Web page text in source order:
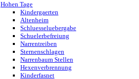
Hohen Tage
Kindergaerten
Altenheim
Schluesseluebergabe
Schuelerbefreiung
Narrentreiben
Sternenschlagen
Narrenbaum Stellen
Hexenverbrennung
Kinderfasnet